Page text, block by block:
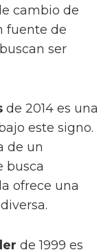
cambio de
fuente de
ser
de 2014 es una
este signo.
de un
busca
ofrece una
de 1999 es